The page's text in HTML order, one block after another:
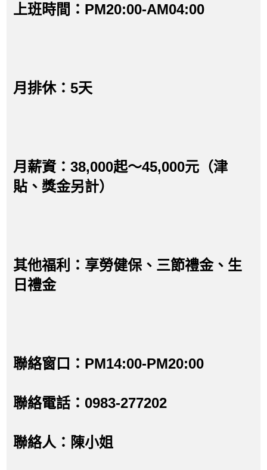
上班時間：PM20:00-AM04:00
月排休：5天
月薪資：38,000起～45,000元（津
貼、獎金另計）
其他福利：享勞健保、三節禮金、生
日禮金
聯絡窗口：PM14:00-PM20:00
聯絡電話：0983-277202
聯絡人：陳小姐